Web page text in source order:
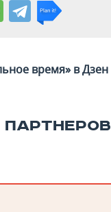
время» в Дзен